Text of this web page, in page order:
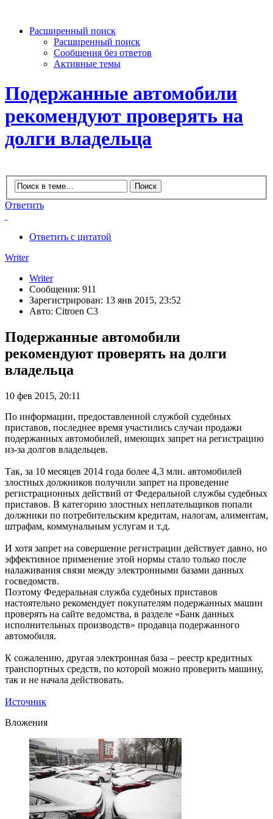
Расширенный поиск
Расширенный поиск
Сообщения без ответов
Активные темы
Подержанные автомобили
рекомендуют проверять на
долги владельца
Ответить
Ответить с цитатой
Writer
Writer
Сообщения: 911
Зарегистрирован: 13 янв 2015, 23:52
Авто: Citroen C3
Подержанные автомобили
рекомендуют проверять на долги
владельца
10 фев 2015, 20:11
По информации, предоставленной службой судебных
приставов, последнее время участились случаи продажи
подержанных автомобилей, имеющих запрет на регистрацию
из-за долгов владельцев.
Так, за 10 месяцев 2014 года более 4,3 млн. автомобилей
злостных должников получили запрет на проведение
регистрационных действий от Федеральной службы судебных
приставов. В категорию злостных неплательщиков попали
должники по потребительским кредитам, налогам, алиментам,
штрафам, коммунальным услугам и т.д.
И хотя запрет на совершение регистрации действует давно, но
эффективное применение этой нормы стало только после
налаживания связи между электронными базами данных
госведомств.
Поэтому Федеральная служба судебных приставов
настоятельно рекомендует покупателям подержанных машин
проверять на сайте ведомства, в разделе «Банк данных
исполнительных производств» продавца подержанного
автомобиля.
К сожалению, другая электронная база – реестр кредитных
транспортных средств, по которой можно проверить машину,
так и не начала действовать.
Источник
Вложения